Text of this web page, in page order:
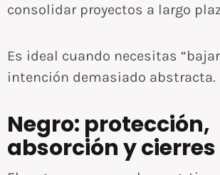
consolidar proyectos a largo
Es ideal cuando necesitas
intención demasiado abstracta.
Negro: protección,
absorción y cierres